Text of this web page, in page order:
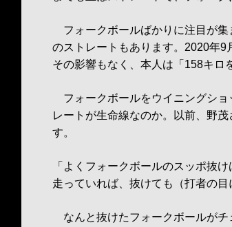
フォークボールばかりに注目が集
のストレートもあります。2020年9
その影響もなく、本人は「158キロ
フォークボールをウイニングショ
レートが生命線なのか。以前、野
す。
「よくフォークボールのスッポ抜
走っていれば、抜けても（打者の
なんと抜けたフォークボールが